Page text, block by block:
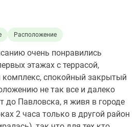
Расположение
очень понравились
этажах с террасой,
спокойный закрытый
не так все и далеко
до Павловска, я живя в городе
2 часа только в другой район